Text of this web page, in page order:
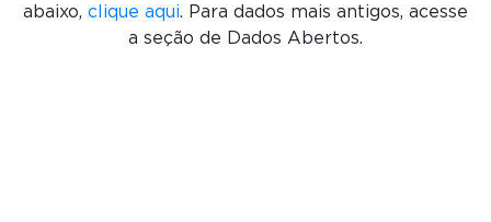
abaixo, clique aqui. Para dados mais antigos, acesse
a seção de Dados Abertos.